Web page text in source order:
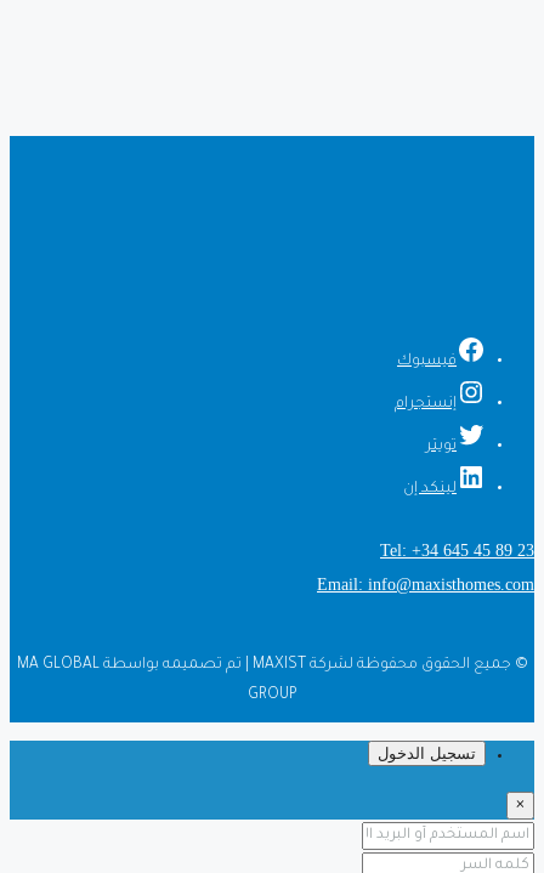
فيسبوك
إنستجرام
تويتر
لينكد إن
Tel: +34 645 45 89 23
Email: info@maxisthomes.com
© جميع الحقوق محفوظة لشركة MAXIST | تم تصميمه بواسطة MA GLOBAL
GROUP
تسجيل الدخول
×